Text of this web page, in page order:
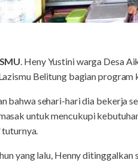
. Heny Yustini warga Desa
Belitung bagian
bahwa sehari-hari dia bekerja
untuk mencukupi
tuturnya.
yang lalu, Henny